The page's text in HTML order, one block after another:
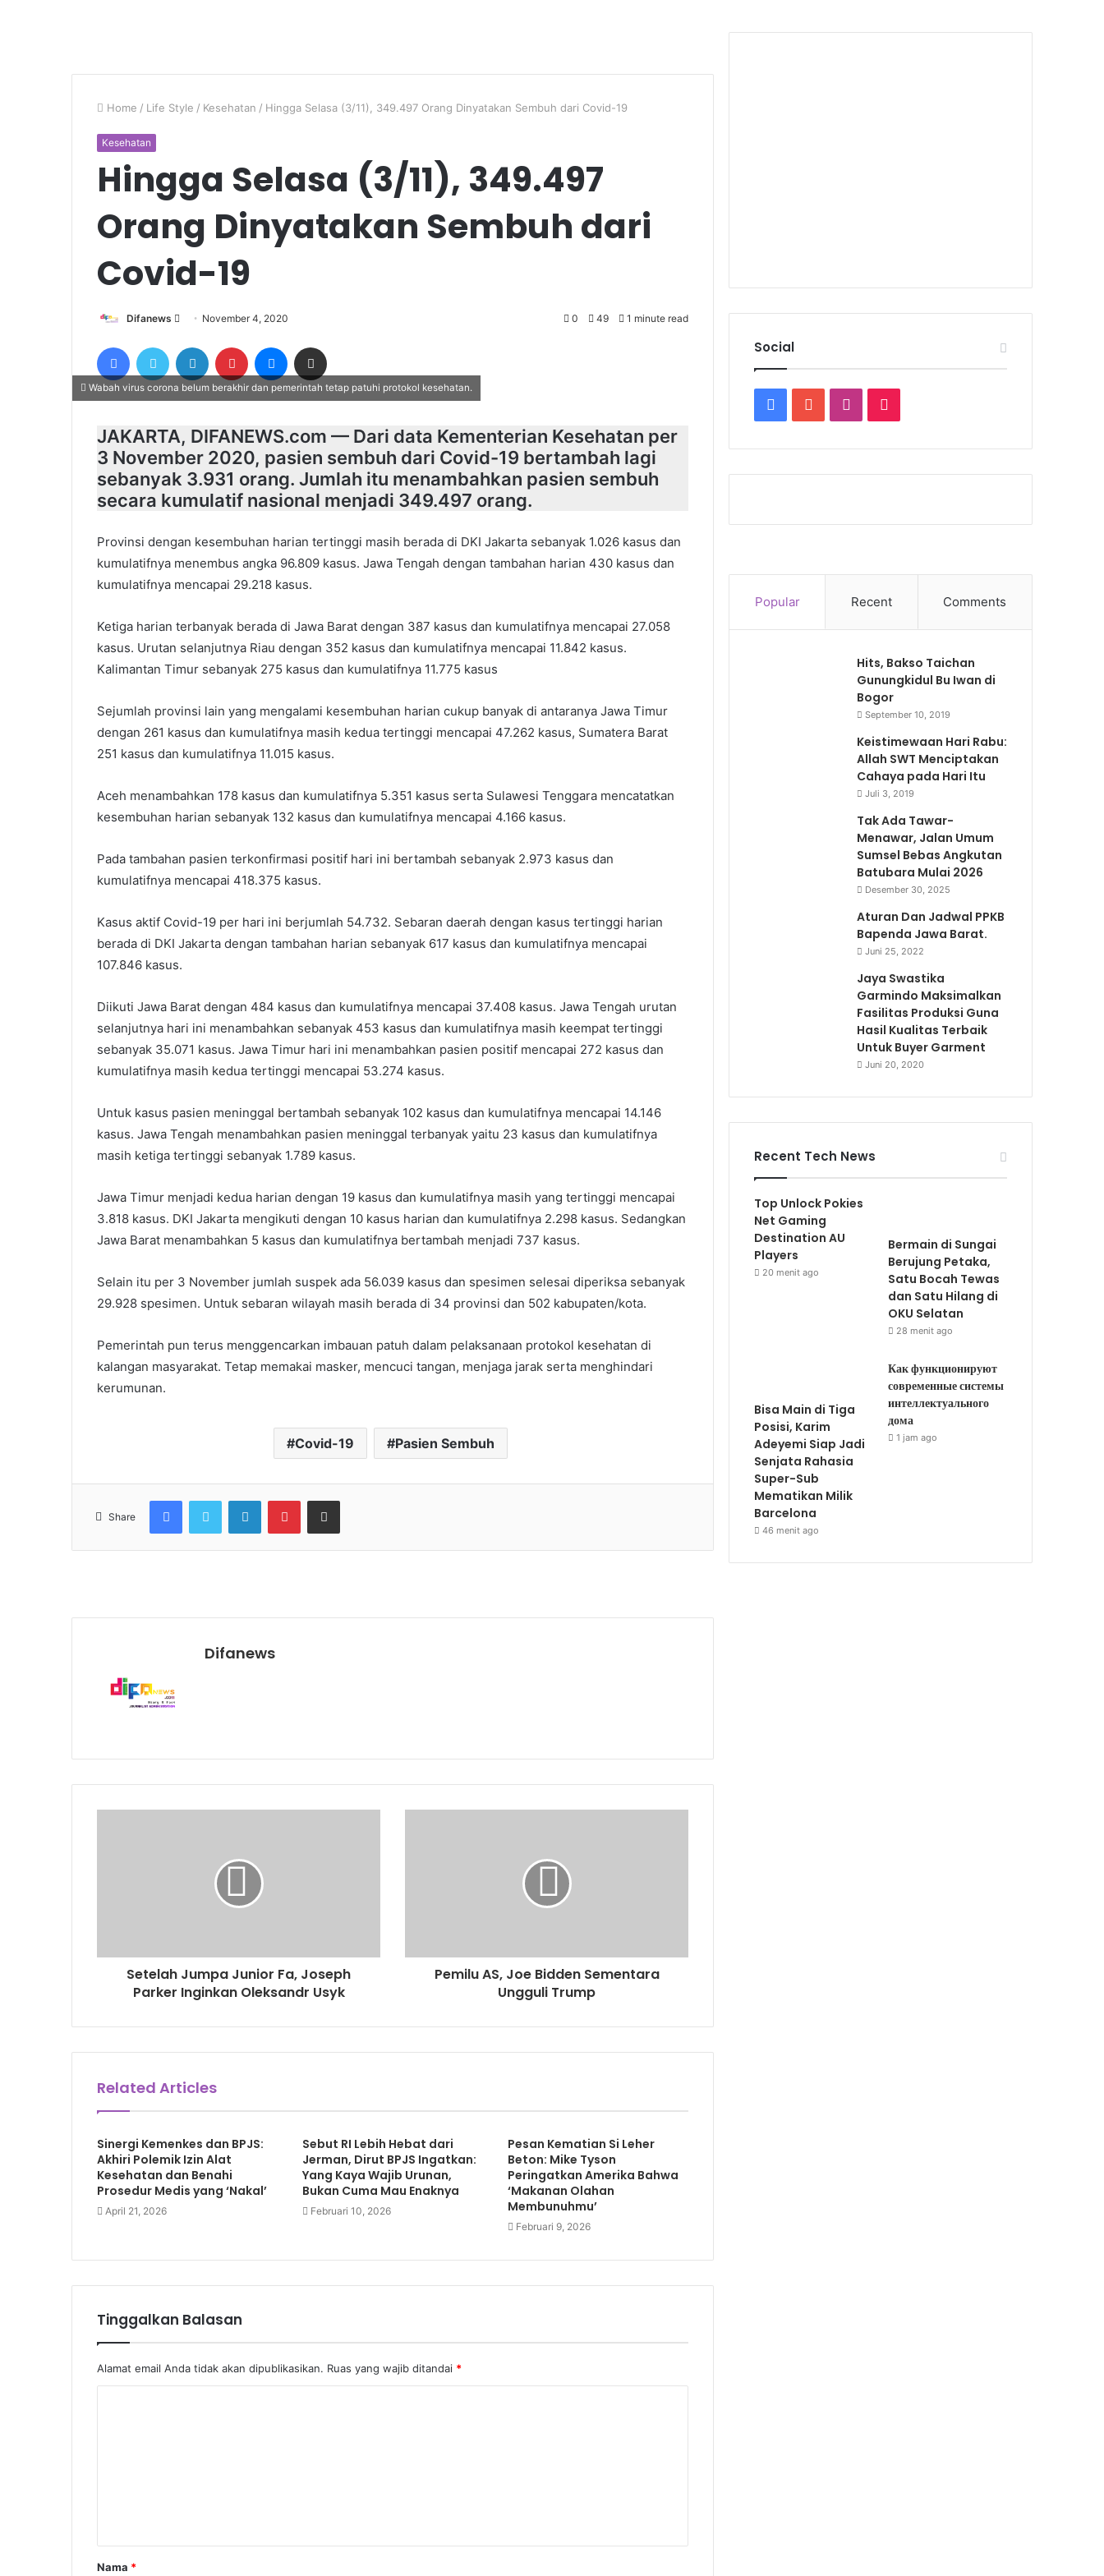
Home / Life Style / Kesehatan / Hingga Selasa (3/11), 349.497 Orang Dinyatakan Sembuh dari Covid-19
Kesehatan
Hingga Selasa (3/11), 349.497
Orang Dinyatakan Sembuh dari
Covid-19
Difanews
Send
email
November 4, 2020 0 49 1 minute read
FacebookTwitter LinkedIn Pinterest Messenger
Wabah virus corona belum berakhir dan pemerintah tetap patuhi protokol kesehatan.
JAKARTA, DIFANEWS.com — Dari data Kementerian Kesehatan per
3 November 2020, pasien sembuh dari Covid-19 bertambah lagi
sebanyak 3.931 orang. Jumlah itu menambahkan pasien sembuh
secara kumulatif nasional menjadi 349.497 orang.
Provinsi dengan kesembuhan harian tertinggi masih berada di DKI Jakarta sebanyak 1.026 kasus dan
kumulatifnya menembus angka 96.809 kasus. Jawa Tengah dengan tambahan harian 430 kasus dan
kumulatifnya mencapai 29.218 kasus.
Ketiga harian terbanyak berada di Jawa Barat dengan 387 kasus dan kumulatifnya mencapai 27.058
kasus. Urutan selanjutnya Riau dengan 352 kasus dan kumulatifnya mencapai 11.842 kasus.
Kalimantan Timur sebanyak 275 kasus dan kumulatifnya 11.775 kasus
Sejumlah provinsi lain yang mengalami kesembuhan harian cukup banyak di antaranya Jawa Timur
dengan 261 kasus dan kumulatifnya masih kedua tertinggi mencapai 47.262 kasus, Sumatera Barat
251 kasus dan kumulatifnya 11.015 kasus.
Aceh menambahkan 178 kasus dan kumulatifnya 5.351 kasus serta Sulawesi Tenggara mencatatkan
kesembuhan harian sebanyak 132 kasus dan kumulatifnya mencapai 4.166 kasus.
Pada tambahan pasien terkonfirmasi positif hari ini bertambah sebanyak 2.973 kasus dan
kumulatifnya mencapai 418.375 kasus.
Kasus aktif Covid-19 per hari ini berjumlah 54.732. Sebaran daerah dengan kasus tertinggi harian
berada di DKI Jakarta dengan tambahan harian sebanyak 617 kasus dan kumulatifnya mencapai
107.846 kasus.
Diikuti Jawa Barat dengan 484 kasus dan kumulatifnya mencapai 37.408 kasus. Jawa Tengah urutan
selanjutnya hari ini menambahkan sebanyak 453 kasus dan kumulatifnya masih keempat tertinggi
sebanyak 35.071 kasus. Jawa Timur hari ini menambahkan pasien positif mencapai 272 kasus dan
kumulatifnya masih kedua tertinggi mencapai 53.274 kasus.
Untuk kasus pasien meninggal bertambah sebanyak 102 kasus dan kumulatifnya mencapai 14.146
kasus. Jawa Tengah menambahkan pasien meninggal terbanyak yaitu 23 kasus dan kumulatifnya
masih ketiga tertinggi sebanyak 1.789 kasus.
Jawa Timur menjadi kedua harian dengan 19 kasus dan kumulatifnya masih yang tertinggi mencapai
3.818 kasus. DKI Jakarta mengikuti dengan 10 kasus harian dan kumulatifnya 2.298 kasus. Sedangkan
Jawa Barat menambahkan 5 kasus dan kumulatifnya bertambah menjadi 737 kasus.
Selain itu per 3 November jumlah suspek ada 56.039 kasus dan spesimen selesai diperiksa sebanyak
29.928 spesimen. Untuk sebaran wilayah masih berada di 34 provinsi dan 502 kabupaten/kota.
Pemerintah pun terus menggencarkan imbauan patuh dalam pelaksanaan protokol kesehatan di
kalangan masyarakat. Tetap memakai masker, mencuci tangan, menjaga jarak serta menghindari
kerumunan.
Covid-19 Pasien Sembuh
Share
FacebookTwitter LinkedInPinterestShare via Email
Difanews
Setelah Jumpa Junior Fa, Joseph
Parker Inginkan Oleksandr Usyk
Pemilu AS, Joe Bidden Sementara
Ungguli Trump
Related Articles
Sinergi Kemenkes dan BPJS:
Akhiri Polemik Izin Alat
Kesehatan dan Benahi
Prosedur Medis yang ‘Nakal’
April 21, 2026
Sebut RI Lebih Hebat dari
Jerman, Dirut BPJS Ingatkan:
Yang Kaya Wajib Urunan,
Bukan Cuma Mau Enaknya
Februari 10, 2026
Pesan Kematian Si Leher
Beton: Mike Tyson
Peringatkan Amerika Bahwa
‘Makanan Olahan
Membunuhmu’
Februari 9, 2026
Tinggalkan Balasan
Alamat email Anda tidak akan dipublikasikan. Ruas yang wajib ditandai *
Nama *
Social
FacebookYouTubeInstagram
Popular Recent Comments
Hits, Bakso Taichan
Gunungkidul Bu Iwan di
Bogor
September 10, 2019
Keistimewaan Hari Rabu:
Allah SWT Menciptakan
Cahaya pada Hari Itu
Juli 3, 2019
Tak Ada Tawar-
Menawar, Jalan Umum
Sumsel Bebas Angkutan
Batubara Mulai 2026
Desember 30, 2025
Aturan Dan Jadwal PPKB
Bapenda Jawa Barat.
Juni 25, 2022
Jaya Swastika
Garmindo Maksimalkan
Fasilitas Produksi Guna
Hasil Kualitas Terbaik
Untuk Buyer Garment
Juni 20, 2020
Recent Tech News
Top Unlock Pokies
Net Gaming
Destination AU
Players
20 menit ago
Bermain di Sungai
Berujung Petaka,
Satu Bocah Tewas
dan Satu Hilang di
OKU Selatan
28 menit ago
Bisa Main di Tiga
Posisi, Karim
Adeyemi Siap Jadi
Senjata Rahasia
Super-Sub
Mematikan Milik
Barcelona
46 menit ago
Как функционируют
современные системы
интеллектуального
дома
1 jam ago